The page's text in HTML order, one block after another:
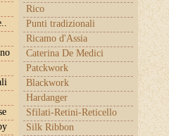
Rico
Punti tradizionali
Ricamo d'Assia
Caterina De Medici
Patckwork
Blackwork
Hardanger
Sfilati-Retini-Reticello
Silk Ribbon